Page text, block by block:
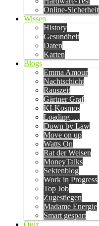
Online-Sicherheit
Wissen
History
Gesundheit
Daten
Karten
Blogs
Emma Amour
Nachtschicht
Rauszeit
Gärtner Graf
KI-Kosmos
Loading …
Down by Law
Move on up
Watts On
Rat der Weisen
MoneyTalks
Sektenblog
Work in Progress
Top Job
Zugestiegen
Madame Energie
Smart gespart
Quiz